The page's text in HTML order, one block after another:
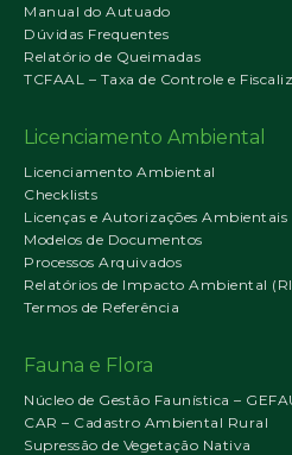
Manual do Autuado
Dúvidas Frequentes
Relatório de Queimadas
TCFAAL – Taxa de Controle e
Licenciamento Ambiental
Licenciamento Ambiental
Checklists
Licenças e Autorizações Ambientais
Modelos de Documentos
Processos Arquivados
Relatórios de Impacto Ambiental
Termos de Referência
Fauna e Flora
Núcleo de Gestão Faunística –
CAR – Cadastro Ambiental Rural
Supressão de Vegetação Nativa